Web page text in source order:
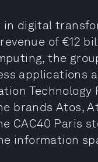
digital
of €12
the
applications
brands Atos,
CAC40 Paris
information